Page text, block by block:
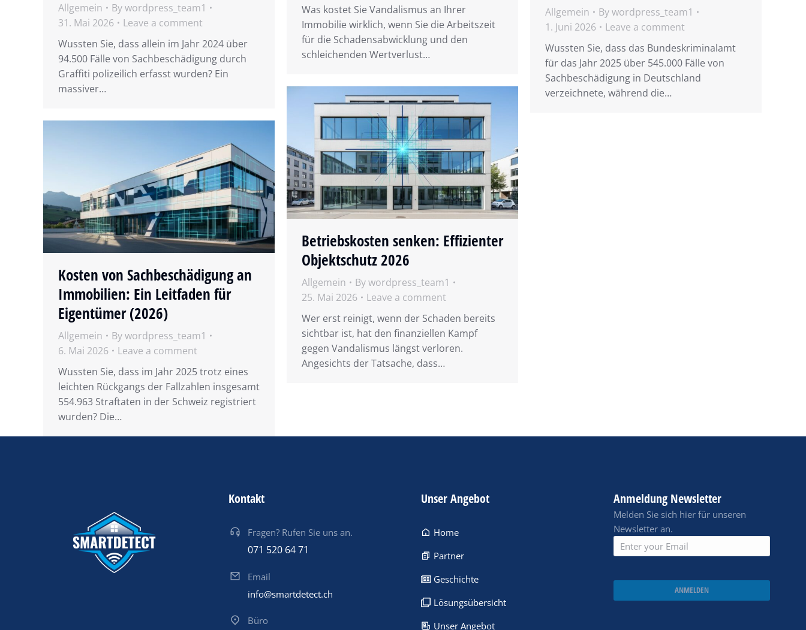
Was kostet Sie Vandalismus an Ihrer
Immobilie wirklich, wenn Sie die Arbeitszeit
für die Schadensabwicklung und den
schleichenden Wertverlust…
Allgemein Bywordpress_team1
1. Juni 2026
Leave a comment
Wussten Sie, dass das Bundeskriminalamt
für das Jahr 2025 über 545.000 Fälle von
Sachbeschädigung in Deutschland
verzeichnete, während die…
Allgemein Bywordpress_team1
31. Mai 2026
Leave a comment
Wussten Sie, dass allein im Jahr 2024 über
94.500 Fälle von Sachbeschädigung durch
Graffiti polizeilich erfasst wurden? Ein
massiver…
Betriebskosten senken: Effizienter
Objektschutz 2026
Allgemein Bywordpress_team1
25. Mai 2026
Leave a comment
Wer erst reinigt, wenn der Schaden bereits
sichtbar ist, hat den finanziellen Kampf
gegen Vandalismus längst verloren.
Angesichts der Tatsache, dass…
Kosten von Sachbeschädigung an
Immobilien: Ein Leitfaden für
Eigentümer (2026)
Allgemein Bywordpress_team1
6. Mai 2026
Leave a comment
Wussten Sie, dass im Jahr 2025 trotz eines
leichten Rückgangs der Fallzahlen insgesamt
554.963 Straftaten in der Schweiz registriert
wurden? Die…
Kontakt
Fragen? Rufen Sie uns an.
071 520 64 71
Email
info@smartdetect.ch
Büro
Unser Angebot
Home
Partner
Geschichte
Lösungsübersicht
Unser Angebot
Anmeldung Newsletter
Melden Sie sich hier für unseren
Newsletter an.
ANMELDEN